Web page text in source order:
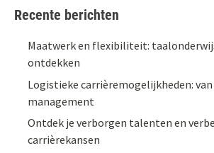
Recente berichten
Maatwerk en flexibiliteit:
ontdekken
Logistieke carrièremogelijkheden:
management
Ontdek je verborgen talenten en
carrièrekansen